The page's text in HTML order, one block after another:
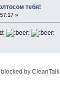
тебя!
»
blocked by CleanTalk